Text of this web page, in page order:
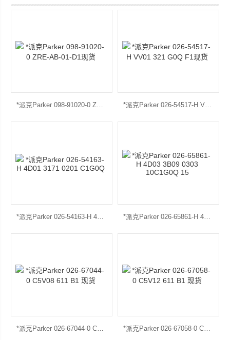
*派克Parker 098-91020-0 ZRE-AB-01-D1现货 *派克Parker 026-54517-H VV01 321 G0Q F1现货
*派克Parker 026-54163-H 4D01 3171 0201 C1G0Q *派克Parker 026-65861-H 4D03 3B09 0303 10C1G0Q 15
*派克Parker 026-67044-0 C5V08 611 B1 现货 *派克Parker 026-67058-0 C5V12 611 B1 现货